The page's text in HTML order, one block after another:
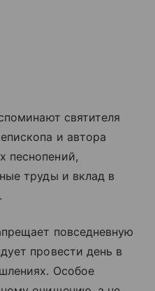
святителя
и автора
песнопений,
труды и вклад в
повседневную
провести день в
Особое